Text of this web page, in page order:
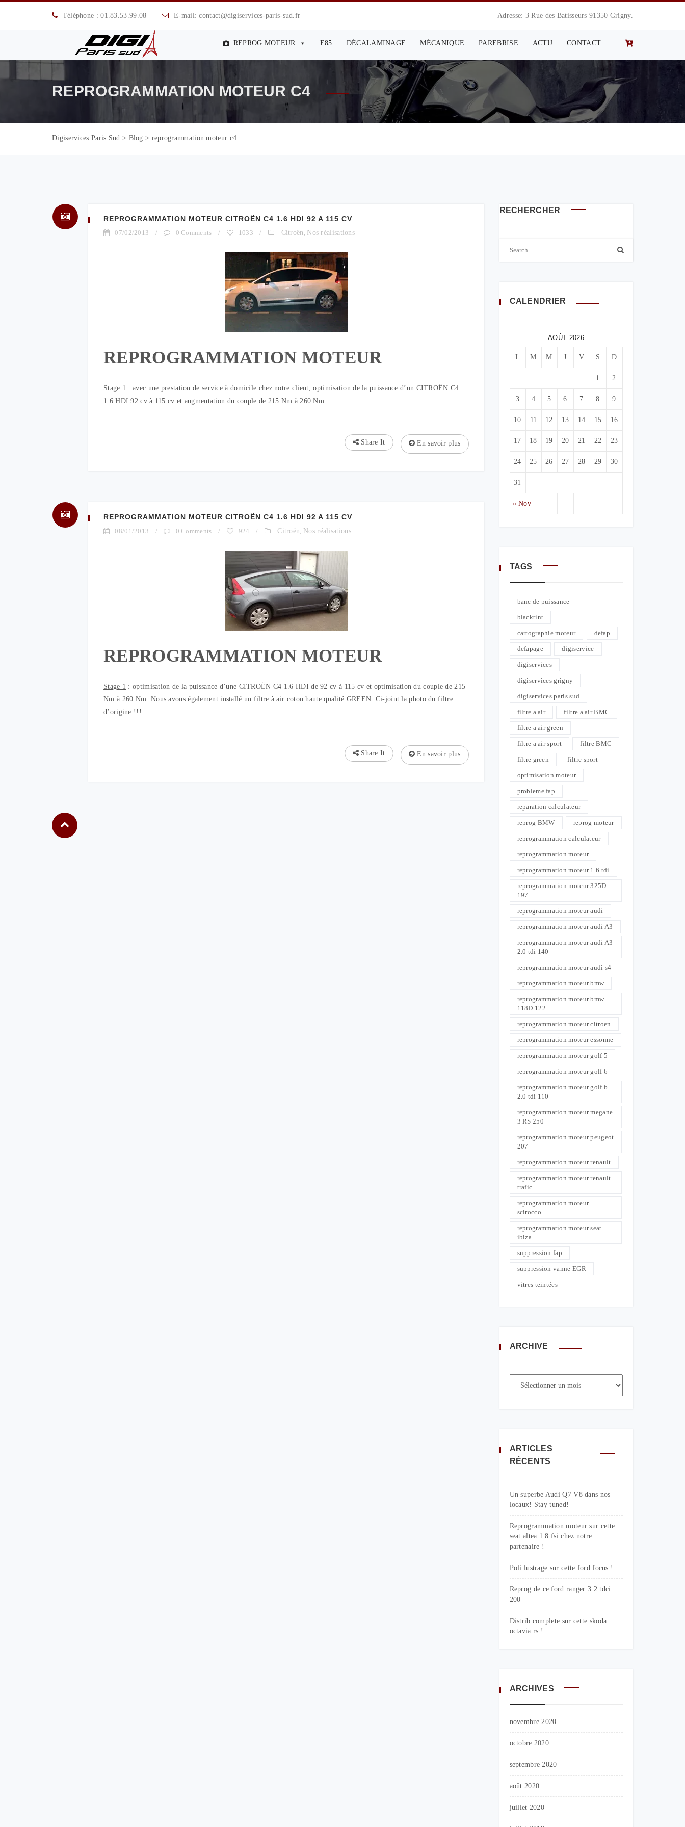
Téléphone : 01.83.53.99.08 E-mail: contact@digiservices-paris-sud.fr Adresse: 3 Rue des Batisseurs 91350 Grigny.
REPROG MOTEUR E85 DÉCALAMINAGE MÉCANIQUE PAREBRISE ACTU CONTACT
REPROGRAMMATION MOTEUR C4
Digiservices Paris Sud > Blog > reprogrammation moteur c4
REPROGRAMMATION MOTEUR CITROËN C4 1.6 HDI 92 A 115 CV
07/02/2013 / 0 Comments / 1033 / Citroën , Nos réalisations
REPROGRAMMATION MOTEUR
Stage 1 : avec une prestation de service à domicile chez notre client, optimisation de la puissance d’un CITROËN C4
1.6 HDI 92 cv à 115 cv et augmentation du couple de 215 Nm à 260 Nm.
En savoir plus
Share It
REPROGRAMMATION MOTEUR CITROËN C4 1.6 HDI 92 A 115 CV
08/01/2013 / 0 Comments / 924 / Citroën, Nos réalisations
REPROGRAMMATION MOTEUR
Stage 1 : optimisation de la puissance d’une CITROËN C4 1.6 HDI de 92 cv à 115 cv et optimisation du couple de 215
Nm à 260 Nm. Nous avons également installé un filtre à air coton haute qualité GREEN. Ci-joint la photo du filtre
d’origine !!!
En savoir plus
Share It
RECHERCHER
CALENDRIER
AOÛT 2026
L M M J V S D
« Nov
1 2
3 4 5 6 7 8 9
10 11 12 13 14 15 16
17 18 19 20 21 22 23
24 25 26 27 28 29 30
31
TAGS
banc de puissance
blacktint
cartographie moteur defap
defapage digiservice
digiservices
digiservices grigny
digiservices paris sud
filtre a air filtre a air BMC
filtre a air green
filtre a air sport filtre BMC
filtre green filtre sport
optimisation moteur
probleme fap
reparation calculateur
reprog BMW reprog moteur
reprogrammation calculateur
reprogrammation moteur
reprogrammation moteur 1.6 tdi
reprogrammation moteur 325D
197
reprogrammation moteur audi
reprogrammation moteur audi A3
reprogrammation moteur audi A3
2.0 tdi 140
reprogrammation moteur audi s4
reprogrammation moteur bmw
reprogrammation moteur bmw
118D 122
reprogrammation moteur citroen
reprogrammation moteur essonne
reprogrammation moteur golf 5
reprogrammation moteur golf 6
reprogrammation moteur golf 6
2.0 tdi 110
reprogrammation moteur megane
3 RS 250
reprogrammation moteur peugeot
207
reprogrammation moteur renault
reprogrammation moteur renault
trafic
reprogrammation moteur
scirocco
reprogrammation moteur seat
ibiza
suppression fap
suppression vanne EGR
vitres teintées
ARCHIVE
ARTICLES
RÉCENTS
Un superbe Audi Q7 V8 dans nos
locaux! Stay tuned!
Reprogrammation moteur sur cette
seat altea 1.8 fsi chez notre
partenaire !
Poli lustrage sur cette ford focus !
Reprog de ce ford ranger 3.2 tdci
200
Distrib complete sur cette skoda
octavia rs !
ARCHIVES
novembre 2020
octobre 2020
septembre 2020
août 2020
juillet 2020